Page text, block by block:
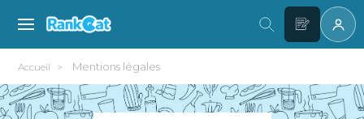
Accueil Mentions légales